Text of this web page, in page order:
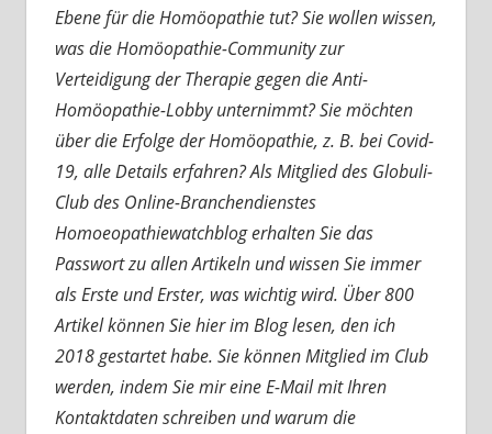
Ebene für die Homöopathie tut? Sie wollen wissen,
was die Homöopathie-Community zur
Verteidigung der Therapie gegen die Anti-
Homöopathie-Lobby unternimmt? Sie möchten
über die Erfolge der Homöopathie, z. B. bei Covid-
19, alle Details erfahren? Als Mitglied des Globuli-
Club des Online-Branchendienstes
Homoeopathiewatchblog erhalten Sie das
Passwort zu allen Artikeln und wissen Sie immer
als Erste und Erster, was wichtig wird. Über 800
Artikel können Sie hier im Blog lesen, den ich
2018 gestartet habe. Sie können Mitglied im Club
werden, indem Sie mir eine E-Mail mit Ihren
Kontaktdaten schreiben und warum die